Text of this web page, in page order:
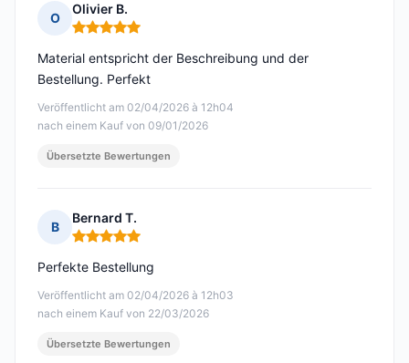
O
Olivier B.
Hinweis: 5 von 5
Veröffentlicht am 02/04/2026 à 12h04
nach einem Kauf von 09/01/2026
Material entspricht der Beschreibung und der
Bestellung. Perfekt
Übersetzte Bewertungen
B
Bernard T.
Hinweis: 5 von 5
Veröffentlicht am 02/04/2026 à 12h03
nach einem Kauf von 22/03/2026
Perfekte Bestellung
Übersetzte Bewertungen